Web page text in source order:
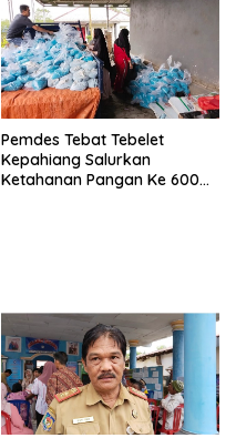
Pemdes Tebat Tebelet
Kepahiang Salurkan
Ketahanan Pangan Ke 600